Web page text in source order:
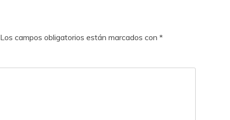
Los campos obligatorios están marcados con *